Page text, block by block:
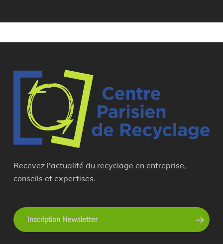
Recevez l'actualité du recyclage en entreprise,
conseils et expertises.
Inscription Newsletter